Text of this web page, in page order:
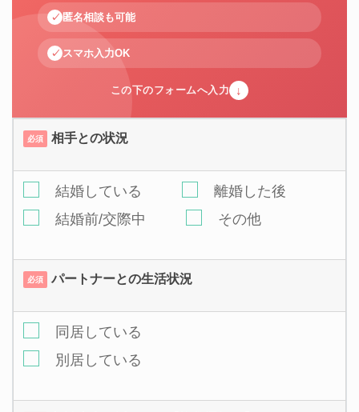
匿名相談も可能
スマホ入力OK
この下のフォームへ入力 ↓
必須 相手との状況
結婚している
離婚した後
結婚前/交際中
その他
必須 パートナーとの生活状況
同居している
別居している